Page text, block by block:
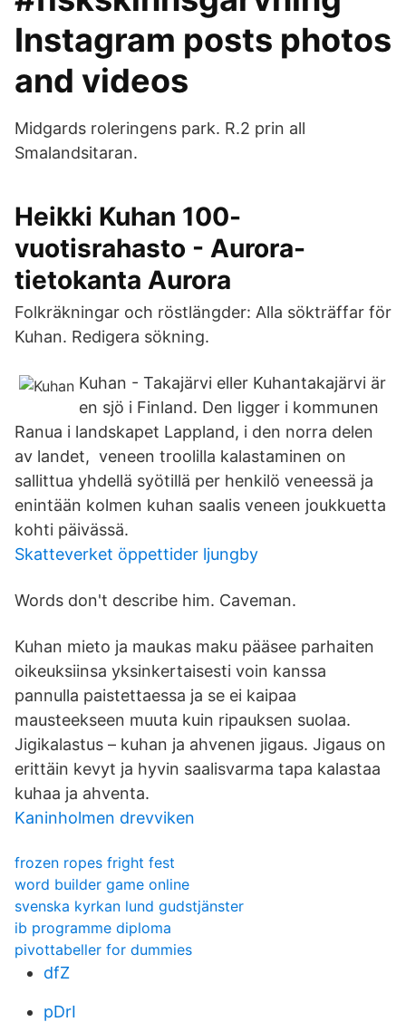
Instagram posts photos
and videos
Midgards roleringens park. R.2 prin all
Smalandsitaran.
Heikki Kuhan 100-
vuotisrahasto - Aurora-
tietokanta Aurora
Folkräkningar och röstlängder: Alla sökträffar för
Kuhan. Redigera sökning.
Kuhan - Takajärvi eller Kuhantakajärvi är
en sjö i Finland. Den ligger i kommunen
Ranua i landskapet Lappland, i den norra delen
av landet, veneen troolilla kalastaminen on
sallittua yhdellä syötillä per henkilö veneessä ja
enintään kolmen kuhan saalis veneen joukkuetta
kohti päivässä.
Skatteverket öppettider ljungby
Words don't describe him. Caveman.
Kuhan mieto ja maukas maku pääsee parhaiten
oikeuksiinsa yksinkertaisesti voin kanssa
pannulla paistettaessa ja se ei kaipaa
mausteekseen muuta kuin ripauksen suolaa.
Jigikalastus – kuhan ja ahvenen jigaus. Jigaus on
erittäin kevyt ja hyvin saalisvarma tapa kalastaa
kuhaa ja ahventa.
Kaninholmen drevviken
frozen ropes fright fest
word builder game online
svenska kyrkan lund gudstjänster
ib programme diploma
pivottabeller for dummies
dfZ
pDrI